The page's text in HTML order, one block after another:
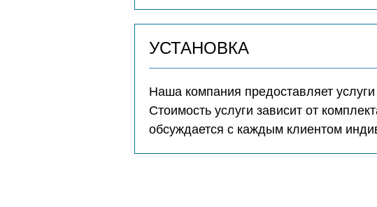
УСТАНОВКА
Наша компания предоставляет
Стоимость услуги зависит от
обсуждается с каждым клиентом